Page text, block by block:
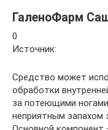
ГаленоФарм
0
Источник:
Средство может
обработки
за потеющими
неприятным запахом